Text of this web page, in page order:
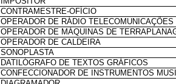
CONTRAMESTRE-OFÍCIO
OPERADOR DE RÁDIO TELECOMUNICAÇÕES
OPERADOR DE MÁQUINAS DE
OPERADOR DE CALDEIRA
SONOPLASTA
DATILÓGRAFO DE TEXTOS GRÁFICOS
CONFECCIONADOR DE INSTRUMENTOS